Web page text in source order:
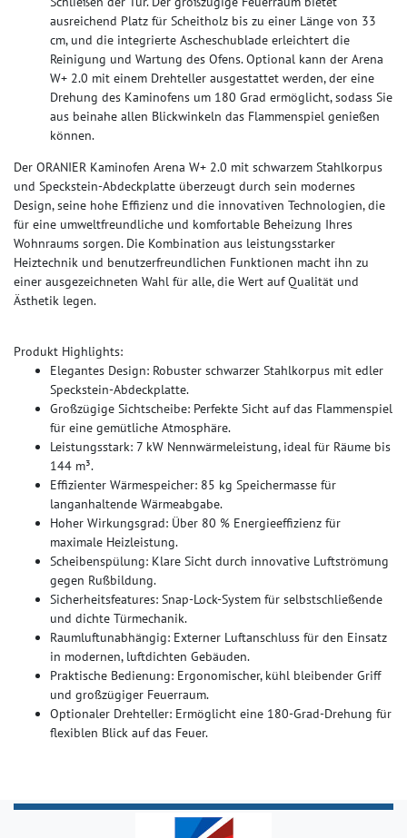
ausreichend Platz für Scheitholz bis zu einer Länge von 33
cm, und die integrierte Ascheschublade erleichtert die
Reinigung und Wartung des Ofens. Optional kann der Arena
W+ 2.0 mit einem Drehteller ausgestattet werden, der eine
Drehung des Kaminofens um 180 Grad ermöglicht, sodass Sie
aus beinahe allen Blickwinkeln das Flammenspiel genießen
können.
Der ORANIER Kaminofen Arena W+ 2.0 mit schwarzem Stahlkorpus
und Speckstein-Abdeckplatte überzeugt durch sein modernes
Design, seine hohe Effizienz und die innovativen Technologien, die
für eine umweltfreundliche und komfortable Beheizung Ihres
Wohnraums sorgen. Die Kombination aus leistungsstarker
Heiztechnik und benutzerfreundlichen Funktionen macht ihn zu
einer ausgezeichneten Wahl für alle, die Wert auf Qualität und
Ästhetik legen.
Produkt Highlights:
Elegantes Design: Robuster schwarzer Stahlkorpus mit edler
Speckstein-Abdeckplatte.
Großzügige Sichtscheibe: Perfekte Sicht auf das Flammenspiel
für eine gemütliche Atmosphäre.
Leistungsstark: 7 kW Nennwärmeleistung, ideal für Räume bis
144 m³.
Effizienter Wärmespeicher: 85 kg Speichermasse für
langanhaltende Wärmeabgabe.
Hoher Wirkungsgrad: Über 80 % Energieeffizienz für
maximale Heizleistung.
Scheibenspülung: Klare Sicht durch innovative Luftströmung
gegen Rußbildung.
Sicherheitsfeatures: Snap-Lock-System für selbstschließende
und dichte Türmechanik.
Raumluftunabhängig: Externer Luftanschluss für den Einsatz
in modernen, luftdichten Gebäuden.
Praktische Bedienung: Ergonomischer, kühl bleibender Griff
und großzügiger Feuerraum.
Optionaler Drehteller: Ermöglicht eine 180-Grad-Drehung für
flexiblen Blick auf das Feuer.